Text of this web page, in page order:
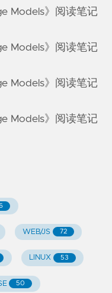
Models》阅读笔记
Models》阅读笔记
Models》阅读笔记
Models》阅读笔记
WEB/JS 72
LINUX 53
50